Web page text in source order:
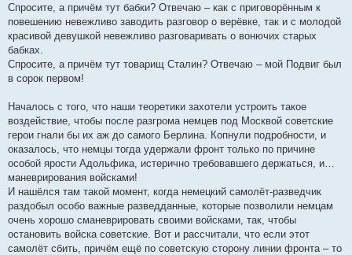
Спросите, а причём тут бабки? Отвечаю – как с приговорённым к
повешению невежливо заводить разговор о верёвке, так и с молодой
красивой девушкой невежливо разговаривать о вонючих старых
бабках.
Спросите, а причём тут товарищ Сталин? Отвечаю – мой Подвиг был
в сорок первом!
Началось с того, что наши теоретики захотели устроить такое
воздействие, чтобы после разгрома немцев под Москвой советские
герои гнали бы их аж до самого Берлина. Копнули подробности, и
оказалось, что немцы тогда удержали фронт только по причине
особой ярости Адольфика, истерично требовавшего держаться, и…
маневрирования войсками!
И нашёлся там такой момент, когда немецкий самолёт-разведчик
раздобыл особо важные разведданные, которые позволили немцам
очень хорошо сманеврировать своими войсками, так, чтобы
остановить войска советские. Вот и рассчитали, что если этот
самолёт сбить, причём ещё по советскую сторону линии фронта – то